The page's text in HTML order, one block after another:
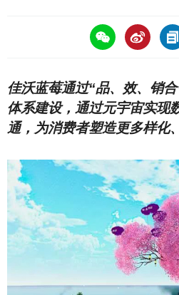
https://asiafruitchina.net/22996.html
佳沃蓝莓通过“品、效、销
体系建设，通过元宇宙实现
通，为消费者塑造更多样化